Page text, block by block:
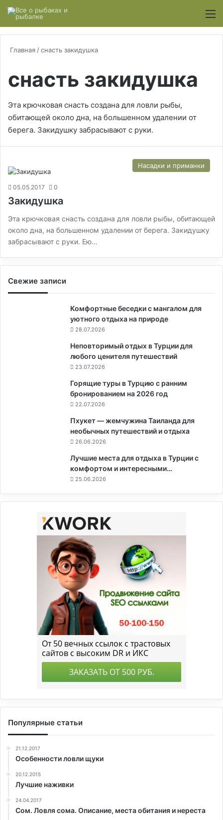
Главная /снасть закидушка
снасть закидушка
Эта крючковая снасть создана для ловли рыбы,
обитающей около дна, на большенном удалении от
берега. Закидушку забрасывают с руки.
Насадки и приманки
05.05.2017 0
Закидушка
Эта крючковая снасть создана для ловли рыбы, обитающей
около дна, на большенном удалении от берега. Закидушку
забрасывают с руки. Ею…
Свежие записи
Комфортные беседки с мангалом для
уютного отдыха на природе
28.07.2026
Неповторимый отдых в Турции для
любого ценителя путешествий
23.07.2026
Горящие туры в Турцию с ранним
бронированием на 2026 год
22.07.2026
Пхукет — жемчужина Таиланда для
необычных путешествий и отдыха
26.06.2026
Лучшие места для отдыха в Турции с
комфортом и интересными…
25.06.2026
Популярные статьи
21.12.2017
Особенности ловли щуки
20.12.2015
Лучшие наживки
24.04.2017
Сом. Ловля сома. Описание, места обитания и нереста